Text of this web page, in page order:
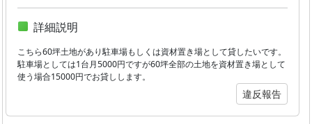
詳細説明
こちら60坪土地があり駐車場もしくは資材置き場として貸したいです。
駐車場としては1台月5000円ですが60坪全部の土地を資材置き場として
使う場合15000円でお貸しします。
違反報告